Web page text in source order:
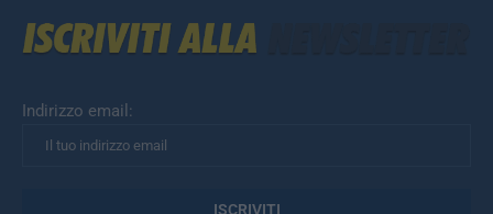
Indirizzo email: